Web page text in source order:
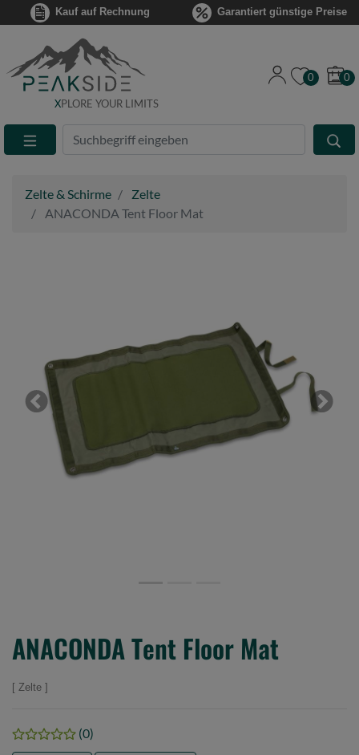
Kauf auf Rechnung Garantiert günstige Preise
XPLORE YOUR LIMITS
Suche
Eingabefeld
0 0
Zelte & Schirme
Zelte
ANACONDA Tent Floor Mat
Previous Next
ANACONDA Tent Floor Mat
Zelte
(0)